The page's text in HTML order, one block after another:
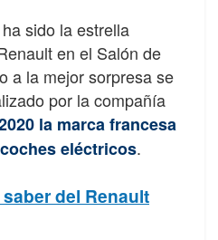
sido la estrella
en el Salón de
a la mejor sorpresa se
por la compañía
la marca francesa
eléctricos.
del Renault